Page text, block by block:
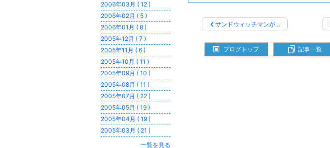
サンドウィッチマンが…
ブログトップ 記事一覧
2006年03月 ( 12 )
2006年02月 ( 5 )
2006年01月 ( 8 )
2005年12月 ( 7 )
2005年11月 ( 6 )
2005年10月 ( 11 )
2005年09月 ( 10 )
2005年08月 ( 11 )
2005年07月 ( 22 )
2005年05月 ( 19 )
2005年04月 ( 19 )
2005年03月 ( 21 )
一覧を見る